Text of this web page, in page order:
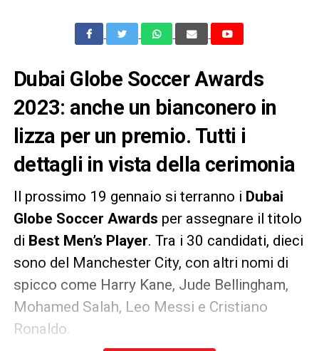
Dubai Globe Soccer Awards
2023: anche un bianconero in
lizza per un premio. Tutti i
dettagli in vista della cerimonia
Il prossimo 19 gennaio si terranno i Dubai
Globe Soccer Awards per assegnare il titolo
di Best Men’s Player. Tra i 30 candidati, dieci
sono del Manchester City, con altri nomi di
spicco come Harry Kane, Jude Bellingham,
Mohamed Salah, Leo Messi e Cristiano
Ronaldo.